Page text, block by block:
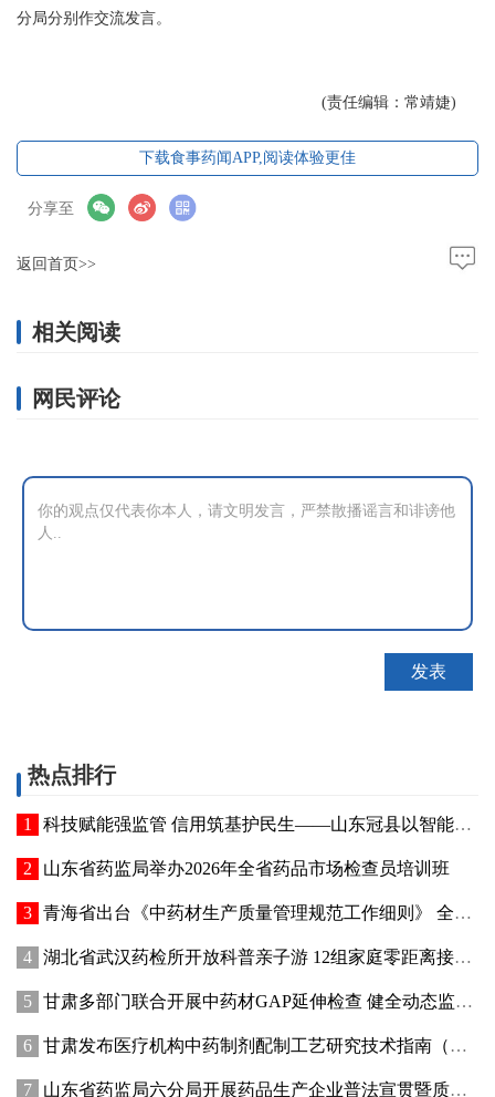
分局分别作交流发言。
(责任编辑：常靖婕)
下载食事药闻APP,阅读体验更佳
分享至
返回首页>>
相关阅读
网民评论
热点排行
科技赋能强监管 信用筑基护民生——山东冠县以智能管控提质“两定机构”医保服务能力
山东省药监局举办2026年全省药品市场检查员培训班
青海省出台《中药材生产质量管理规范工作细则》 全面强化中药材质量源头管控
湖北省武汉药检所开放科普亲子游 12组家庭零距离接触药品检验
甘肃多部门联合开展中药材GAP延伸检查 健全动态监管机制
甘肃发布医疗机构中药制剂配制工艺研究技术指南（试行）
山东省药监局六分局开展药品生产企业普法宣贯暨质量管理提升座谈交流活动